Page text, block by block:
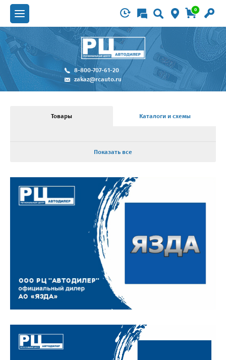
0
8-800-707-61-20
zakaz@rcauto.ru
Товары Каталоги и схемы
Показать все